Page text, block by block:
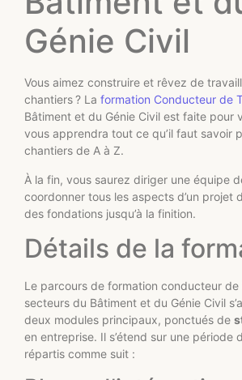
Génie Civil
Vous aimez construire et rêvez de
chantiers ? La formation Conducteur de
Bâtiment et du Génie Civil est faite pour
vous apprendra tout ce qu’il faut savoir
chantiers de A à Z.
À la fin, vous saurez diriger une équipe
coordonner tous les aspects d’un projet
des fondations jusqu’à la finition.
Détails de la
Le parcours de formation conducteur
secteurs du Bâtiment et du Génie Civil
deux modules principaux, ponctués de
en entreprise. Il s’étend sur une période
répartis comme suit :